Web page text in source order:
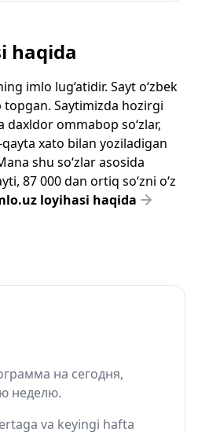
haqida
imlo lug‘atidir. Sayt o‘zbek
Saytimizda hozirgi
ommabop so‘zlar,
xato bilan yoziladigan
shu so‘zlar asosida
87 000 dan ortiq so‘zni o‘z
loyihasi haqida
на сегодня,
неделю.
va keyingi hafta